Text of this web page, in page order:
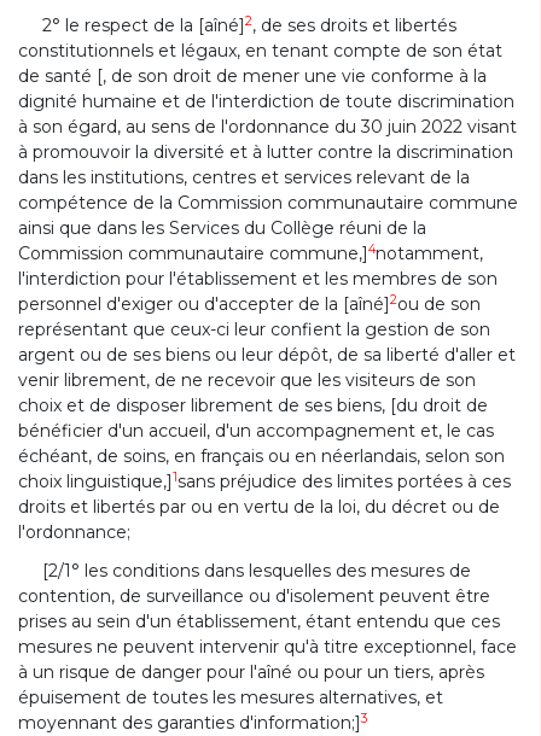
2° le respect de la [aîné]2, de ses droits et libertés
constitutionnels et légaux, en tenant compte de son état
de santé [, de son droit de mener une vie conforme à la
dignité humaine et de l'interdiction de toute discrimination
à son égard, au sens de l'ordonnance du 30 juin 2022 visant
à promouvoir la diversité et à lutter contre la discrimination
dans les institutions, centres et services relevant de la
compétence de la Commission communautaire commune
ainsi que dans les Services du Collège réuni de la
Commission communautaire commune,]4notamment,
l'interdiction pour l'établissement et les membres de son
personnel d'exiger ou d'accepter de la [aîné]2ou de son
représentant que ceux-ci leur confient la gestion de son
argent ou de ses biens ou leur dépôt, de sa liberté d'aller et
venir librement, de ne recevoir que les visiteurs de son
choix et de disposer librement de ses biens, [du droit de
bénéficier d'un accueil, d'un accompagnement et, le cas
échéant, de soins, en français ou en néerlandais, selon son
choix linguistique,]1sans préjudice des limites portées à ces
droits et libertés par ou en vertu de la loi, du décret ou de
l'ordonnance;
[2/1° les conditions dans lesquelles des mesures de
contention, de surveillance ou d'isolement peuvent être
prises au sein d'un établissement, étant entendu que ces
mesures ne peuvent intervenir qu'à titre exceptionnel, face
à un risque de danger pour l'aîné ou pour un tiers, après
épuisement de toutes les mesures alternatives, et
moyennant des garanties d'information;]3